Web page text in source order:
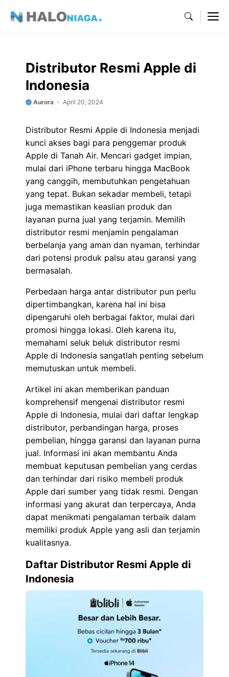
Distributor Resmi Apple di
Indonesia
Aurora April 20, 2024
Distributor Resmi Apple di Indonesia menjadi
kunci akses bagi para penggemar produk
Apple di Tanah Air. Mencari gadget impian,
mulai dari iPhone terbaru hingga MacBook
yang canggih, membutuhkan pengetahuan
yang tepat. Bukan sekadar membeli, tetapi
juga memastikan keaslian produk dan
layanan purna jual yang terjamin. Memilih
distributor resmi menjamin pengalaman
berbelanja yang aman dan nyaman, terhindar
dari potensi produk palsu atau garansi yang
bermasalah.
Perbedaan harga antar distributor pun perlu
dipertimbangkan, karena hal ini bisa
dipengaruhi oleh berbagai faktor, mulai dari
promosi hingga lokasi. Oleh karena itu,
memahami seluk beluk distributor resmi
Apple di Indonesia sangatlah penting sebelum
memutuskan untuk membeli.
Artikel ini akan memberikan panduan
komprehensif mengenai distributor resmi
Apple di Indonesia, mulai dari daftar lengkap
distributor, perbandingan harga, proses
pembelian, hingga garansi dan layanan purna
jual. Informasi ini akan membantu Anda
membuat keputusan pembelian yang cerdas
dan terhindar dari risiko membeli produk
Apple dari sumber yang tidak resmi. Dengan
informasi yang akurat dan terpercaya, Anda
dapat menikmati pengalaman terbaik dalam
memiliki produk Apple yang asli dan terjamin
kualitasnya.
Daftar Distributor Resmi Apple di
Indonesia